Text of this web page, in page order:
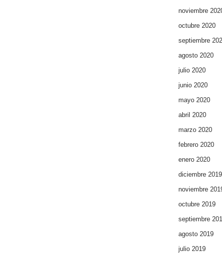
noviembre
octubre 2020
septiembre
agosto 2020
julio 2020
junio 2020
mayo 2020
abril 2020
marzo 2020
febrero 2020
enero 2020
diciembre 2019
noviembre
octubre 2019
septiembre
agosto 2019
julio 2019